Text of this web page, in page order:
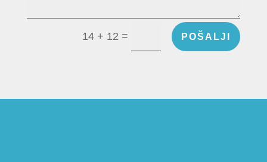
14 + 12 = POŠALJI